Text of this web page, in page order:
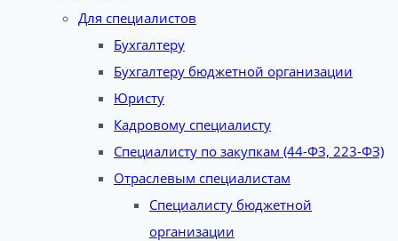
Для специалистов
Бухгалтеру
Бухгалтеру бюджетной организации
Юристу
Кадровому специалисту
Специалисту по закупкам (44-ФЗ, 223-ФЗ)
Отраслевым специалистам
Специалисту бюджетной
организации